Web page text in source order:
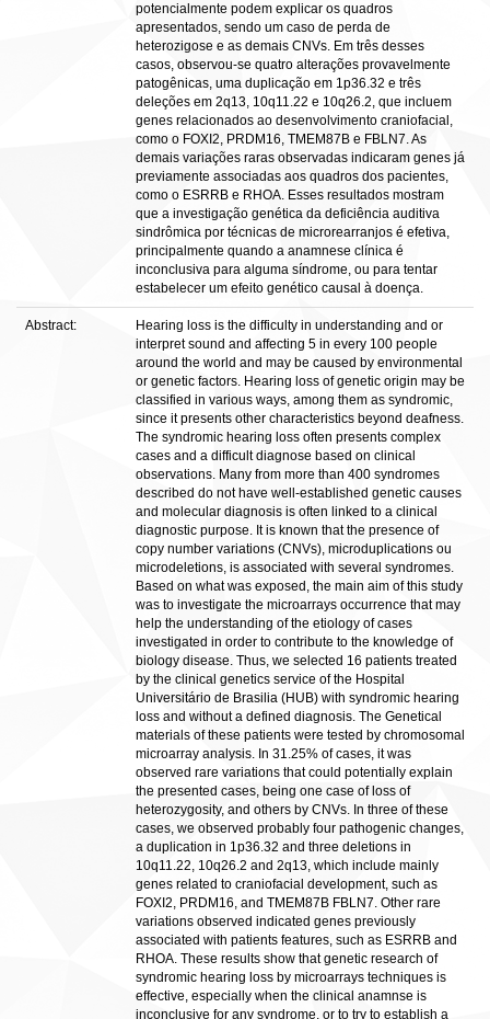
potencialmente podem explicar os quadros
apresentados, sendo um caso de perda de
heterozigose e as demais CNVs. Em três desses
casos, observou-se quatro alterações provavelmente
patogênicas, uma duplicação em 1p36.32 e três
deleções em 2q13, 10q11.22 e 10q26.2, que incluem
genes relacionados ao desenvolvimento craniofacial,
como o FOXI2, PRDM16, TMEM87B e FBLN7. As
demais variações raras observadas indicaram genes já
previamente associadas aos quadros dos pacientes,
como o ESRRB e RHOA. Esses resultados mostram
que a investigação genética da deficiência auditiva
sindrômica por técnicas de microrearranjos é efetiva,
principalmente quando a anamnese clínica é
inconclusiva para alguma síndrome, ou para tentar
estabelecer um efeito genético causal à doença.
Abstract:
Hearing loss is the difficulty in understanding and or
interpret sound and affecting 5 in every 100 people
around the world and may be caused by environmental
or genetic factors. Hearing loss of genetic origin may be
classified in various ways, among them as syndromic,
since it presents other characteristics beyond deafness.
The syndromic hearing loss often presents complex
cases and a difficult diagnose based on clinical
observations. Many from more than 400 syndromes
described do not have well-established genetic causes
and molecular diagnosis is often linked to a clinical
diagnostic purpose. It is known that the presence of
copy number variations (CNVs), microduplications ou
microdeletions, is associated with several syndromes.
Based on what was exposed, the main aim of this study
was to investigate the microarrays occurrence that may
help the understanding of the etiology of cases
investigated in order to contribute to the knowledge of
biology disease. Thus, we selected 16 patients treated
by the clinical genetics service of the Hospital
Universitário de Brasilia (HUB) with syndromic hearing
loss and without a defined diagnosis. The Genetical
materials of these patients were tested by chromosomal
microarray analysis. In 31.25% of cases, it was
observed rare variations that could potentially explain
the presented cases, being one case of loss of
heterozygosity, and others by CNVs. In three of these
cases, we observed probably four pathogenic changes,
a duplication in 1p36.32 and three deletions in
10q11.22, 10q26.2 and 2q13, which include mainly
genes related to craniofacial development, such as
FOXI2, PRDM16, and TMEM87B FBLN7. Other rare
variations observed indicated genes previously
associated with patients features, such as ESRRB and
RHOA. These results show that genetic research of
syndromic hearing loss by microarrays techniques is
effective, especially when the clinical anamnse is
inconclusive for any syndrome, or to try to establish a